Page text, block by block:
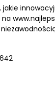
jakie
642